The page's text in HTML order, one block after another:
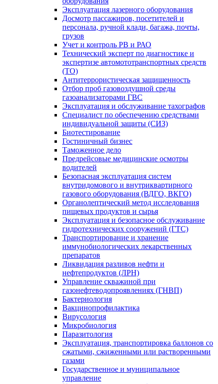
Эксплуатация лазерного оборудования
Досмотр пассажиров, посетителей и
персонала, ручной клади, багажа, почты,
грузов
Учет и контроль РВ и РАО
Технический эксперт по диагностике и
экспертизе автомототранспортных средств
(ТО)
Антитеррористическая защищенность
Отбор проб газовоздушной среды
газоанализаторами ГВС
Эксплуатация и обслуживание тахографов
Специалист по обеспечению средствами
индивидуальной защиты (СИЗ)
Биотестирование
Гостиничный бизнес
Таможенное дело
Предрейсовые медицинские осмотры
водителей
Безопасная эксплуатация систем
внутридомового и внутриквартирного
газового оборудования (ВДГО, ВКГО)
Органолептический метод исследования
пищевых продуктов и сырья
Эксплуатация и безопасное обслуживание
гидротехнических сооружений (ГТС)
Транспортирование и хранение
иммунобиологических лекарственных
препаратов
Ликвидация разливов нефти и
нефтепродуктов (ЛРН)
Управление скважиной при
газонефтеводопроявлениях (ГНВП)
Бактериология
Вакцинопрофилактика
Вирусология
Микробиология
Паразитология
Эксплуатация, транспортировка баллонов со
сжатыми, сжиженными или растворенными
газами
Государственное и муниципальное
управление